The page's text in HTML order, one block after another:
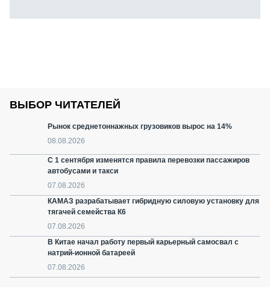
ВЫБОР ЧИТАТЕЛЕЙ
Рынок среднетоннажных грузовиков вырос на 14%
08.08.2026
С 1 сентября изменятся правила перевозки пассажиров
автобусами и такси
07.08.2026
КАМАЗ разрабатывает гибридную силовую установку для
тягачей семейства К6
07.08.2026
В Китае начал работу первый карьерный самосвал с
натрий-ионной батареей
07.08.2026